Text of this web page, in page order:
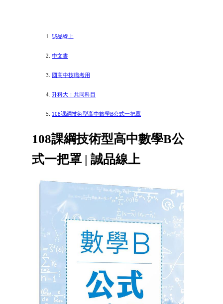
誠品線上
中文書
國高中技職考用
升科大：共同科目
108課綱技術型高中數學B公式一把罩
108課綱技術型高中數學B公
式一把罩 | 誠品線上